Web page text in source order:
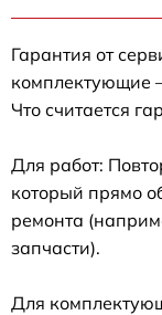
Гарантия от
комплектующие
Что считается
Для работ:
который прямо
ремонта
запчасти).
Для